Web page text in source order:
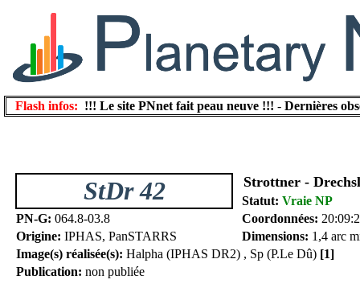
Flash infos: !!! Le site PNnet fait peau neuve !!! - Dernières
StDr 42 Strottner -
Statut: Vraie NP
PN-G: 064.8-03.8 Coordonnées:
Origine: IPHAS, PanSTARRS Dimensions: 1,4 arc
Image(s) réalisée(s): Halpha (IPHAS DR2) , Sp (P.Le Dû) [1]
Publication: non publiée